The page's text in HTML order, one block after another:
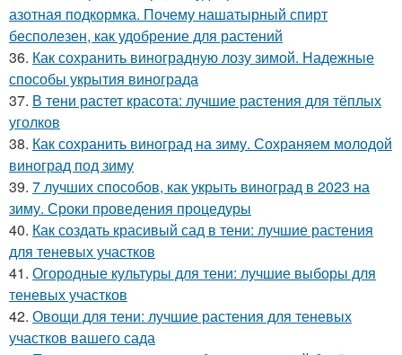
азотная подкормка. Почему нашатырный спирт
бесполезен, как удобрение для растений
36. Как сохранить виноградную лозу зимой. Надежные
способы укрытия винограда
37. В тени растет красота: лучшие растения для тёплых
уголков
38. Как сохранить виноград на зиму. Сохраняем молодой
виноград под зиму
39. 7 лучших способов, как укрыть виноград в 2023 на
зиму. Сроки проведения процедуры
40. Как создать красивый сад в тени: лучшие растения
для теневых участков
41. Огородные культуры для тени: лучшие выборы для
теневых участков
42. Овощи для тени: лучшие растения для теневых
участков вашего сада